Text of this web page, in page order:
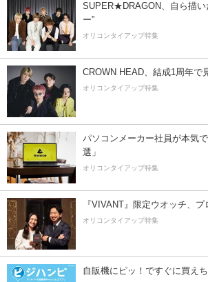
SUPER★DRAGON、自ら描い
ー”
オリコンタイアップ特集
CROWN HEAD、結成1周年で
オリコンタイアップ特集
パソコンメーカー社員が本気
選」
オリコンタイアップ特集
『VIVANT』限定ウオッチ、
オリコンタイアップ特集
自販機にピッ！ですぐに買え